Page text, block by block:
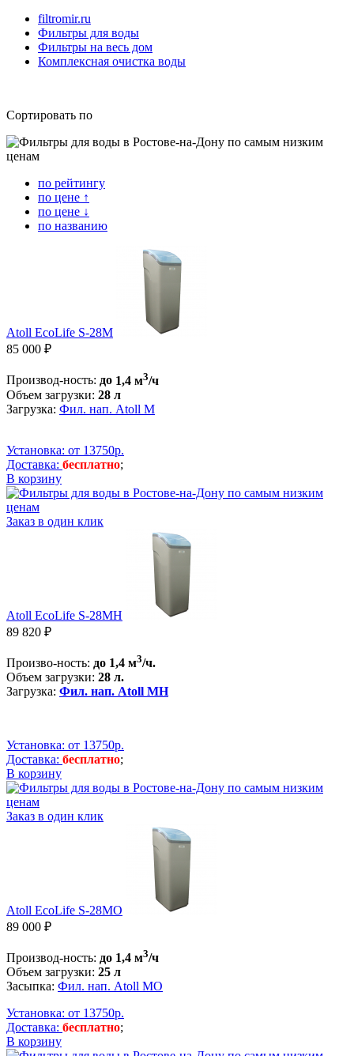
filtromir.ru
Фильтры для воды
Фильтры на весь дом
Комплексная очистка воды
Сортировать по
по рейтингу
по цене ↑
по цене ↓
по названию
Atoll EcoLife S-28M
85 000 ₽
Производ-ность: до 1,4 м3/ч
Объем загрузки: 28 л
Загрузка: Фил. нап. Atoll M
Установка: от 13750р.
Доставка: бесплатно;
В корзину
Заказ в один клик
Atoll EcoLife S-28MH
89 820 ₽
Произво-ность: до 1,4 м3/ч.
Объем загрузки: 28 л.
Загрузка: Фил. нап. Atoll MH
Установка: от 13750р.
Доставка: бесплатно;
В корзину
Заказ в один клик
Atoll EcoLife S-28MO
89 000 ₽
Производ-ность: до 1,4 м3/ч
Объем загрузки: 25 л
Засыпка: Фил. нап. Atoll MO
Установка: от 13750р.
Доставка: бесплатно;
В корзину